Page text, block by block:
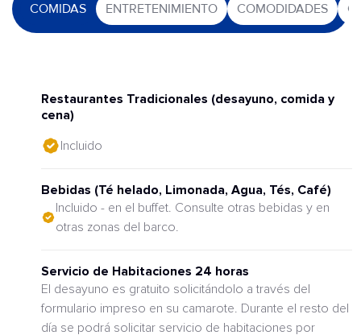
COMIDAS ENTRETENIMIENTO COMODIDADES
Restaurantes Tradicionales (desayuno, comida y
cena)
Incluido
Bebidas (Té helado, Limonada, Agua, Tés, Café)
Incluido - en el buffet. Consulte otras bebidas y en
otras zonas del barco.
Servicio de Habitaciones 24 horas
El desayuno es gratuito solicitándolo a través del
formulario impreso en su camarote. Durante el resto del
día se podrá solicitar servicio de habitaciones por